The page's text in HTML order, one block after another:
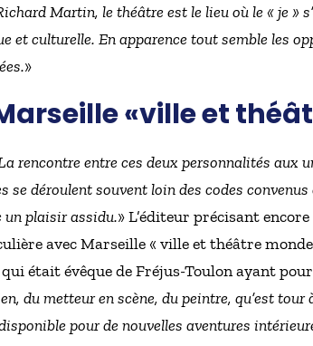
Martin, le théâtre est le lieu où le « je »
et culturelle. En apparence tout semble les
»
«ville et
rencontre entre ces deux personnalités aux
se déroulent souvent loin des codes
un plaisir assidu.» L’éditeur précisant
avec Marseille « ville et théâtre
était évêque de Fréjus-Toulon ayant
du metteur en scène, du peintre, qu’est
pour de nouvelles aventures